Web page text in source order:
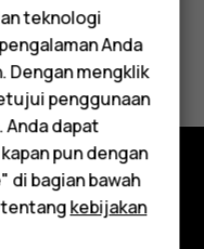
teknologi
Anda
Dengan mengklik
penggunaan
dapat
pun dengan
di bagian bawah
kebijakan